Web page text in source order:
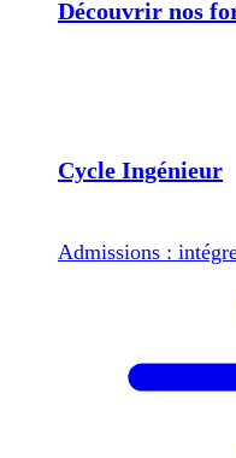
Découvrir nos
Cycle Ingénieur
Admissions :